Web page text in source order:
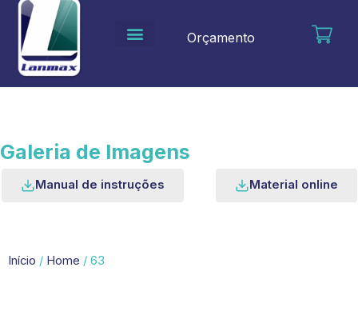
para
conteúdo
Orçamento
Galeria de Imagens
Manual de instruções Material online
Início / Home / 63